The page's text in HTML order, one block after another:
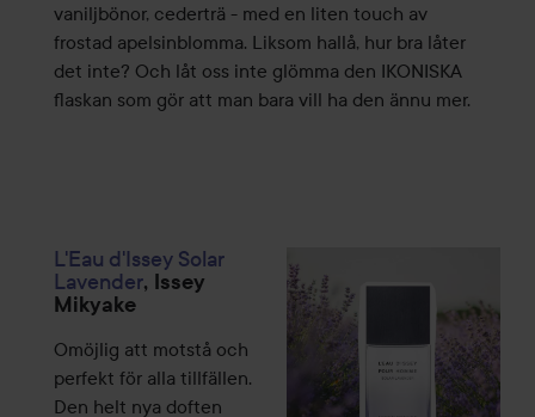
vaniljbönor, cederträ - med en liten touch av
frostad apelsinblomma. Liksom hallå, hur bra låter
det inte? Och låt oss inte glömma den IKONISKA
flaskan som gör att man bara vill ha den ännu mer.
L'Eau d'Issey Solar
Lavender, Issey
Mikyake
Omöjlig att motstå och
perfekt för alla tillfällen.
Den helt nya doften